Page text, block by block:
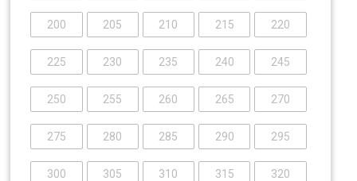
200 205 210 215 220
225 230 235 240 245
250 255 260 265 270
275 280 285 290 295
300 305 310 315 320